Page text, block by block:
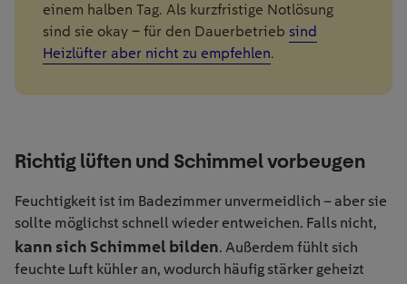
einem halben Tag. Als kurzfristige Notlösung
sind sie okay – für den Dauerbetrieb sind
Heizlüfter aber nicht zu empfehlen.
Richtig lüften und Schimmel vorbeugen
Feuchtigkeit ist im Badezimmer unvermeidlich – aber sie
sollte möglichst schnell wieder entweichen. Falls nicht,
kann sich Schimmel bilden. Außerdem fühlt sich
feuchte Luft kühler an, wodurch häufig stärker geheizt